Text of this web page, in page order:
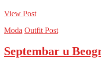
View Post
Moda Outfit Post
Septembar u